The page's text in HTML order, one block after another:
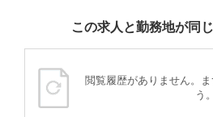
この求人と勤務地が同
閲覧履歴がありません。
う。